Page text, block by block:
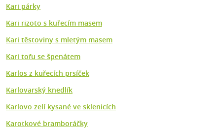
Kari párky
Kari rizoto s kuřecím masem
Kari těstoviny s mletým masem
Kari tofu se špenátem
Karlos z kuřecích prsíček
Karlovarský knedlík
Karlovo zelí kysané ve sklenicích
Karotkové bramboráčky